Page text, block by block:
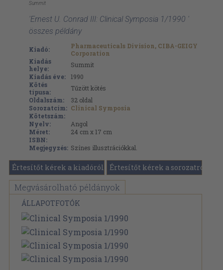
Summit
'Ernest U. Conrad III: Clinical Symposia 1/1990 '
összes példány
Kiadó:
Pharmaceuticals Division, CIBA-GEIGY
Corporation
Kiadás
helye:
Summit
Kiadás éve:
1990
Kötés
típusa:
Tűzött kötés
Oldalszám:
32 oldal
Sorozatcím: Clinical Symposia
Kötetszám:
Nyelv:
Angol
Méret:
24 cm x 17 cm
ISBN:
Megjegyzés: Színes illusztrációkkal.
Értesítőt kérek a kiadóról Értesítőt kérek a sorozatról
Megvásárolható példányok
ÁLLAPOTFOTÓK